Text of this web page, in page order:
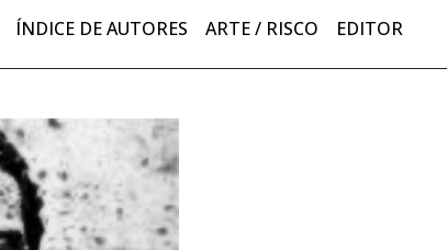
ÍNDICE DE AUTORES ARTE / RISCO EDITOR